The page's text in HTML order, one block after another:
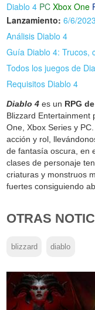
Diablo 4 PC Xbox One
Lanzamiento: 6/6/2023
Análisis Diablo 4
Guía Diablo 4: Trucos,
Todos los juegos de
Requisitos Diablo 4
Diablo 4 es un RPG
Blizzard Entertainment
One, Xbox Series y
acción y rol,
de fantasía oscura, en
clases de personaje
criaturas y monstruos
fuertes consiguiendo
OTRAS
blizzard diablo